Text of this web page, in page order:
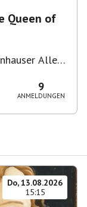
Queen of
Allee
9
ANMELDUNGEN
Do, 13.08.2026
15:15